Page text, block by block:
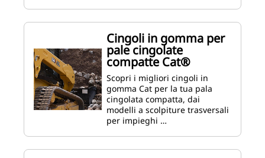
Cingoli in gomma per
pale cingolate
compatte Cat®
Scopri i migliori cingoli in
gomma Cat per la tua pala
cingolata compatta, dai
modelli a scolpiture trasversali
per impieghi …